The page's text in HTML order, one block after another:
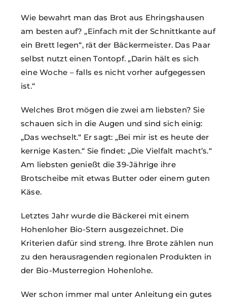
Wie bewahrt man das Brot aus Ehringshausen
am besten auf? „Einfach mit der Schnittkante auf
ein Brett legen“, rät der Bäckermeister. Das Paar
selbst nutzt einen Tontopf. „Darin hält es sich
eine Woche – falls es nicht vorher aufgegessen
ist.“
Welches Brot mögen die zwei am liebsten? Sie
schauen sich in die Augen und sind sich einig:
„Das wechselt.“ Er sagt: „Bei mir ist es heute der
kernige Kasten.“ Sie findet: „Die Vielfalt macht’s.“
Am liebsten genießt die 39-Jährige ihre
Brotscheibe mit etwas Butter oder einem guten
Käse.
Letztes Jahr wurde die Bäckerei mit einem
Hohenloher Bio-Stern ausgezeichnet. Die
Kriterien dafür sind streng. Ihre Brote zählen nun
zu den herausragenden regionalen Produkten in
der Bio-Musterregion Hohenlohe.
Wer schon immer mal unter Anleitung ein gutes